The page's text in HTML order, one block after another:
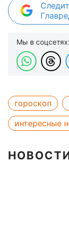
Мы в соцсетях:
гороскоп
интересные